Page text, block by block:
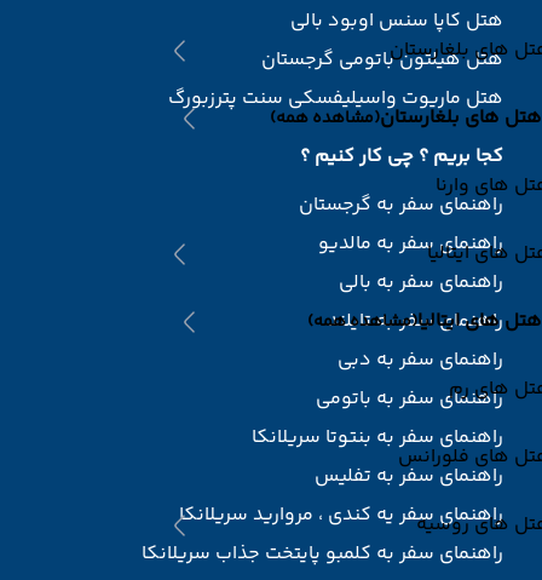
های بلغارستان
هتل های بلغارستان(مشاهده همه)
های وارنا
های ایتالیا
هتل های ایتالیا(مشاهده همه)
های رم
های فلورانس
های روسیه
هتل کاپا سنس اوبود بالی
هتل هیلتون باتومی گرجستان
هتل ماریوت واسیلیفسکی سنت پترزبورگ
کجا بریم ؟ چی کار کنیم ؟
راهنمای سفر به گرجستان
راهنمای سفر به مالدیو
راهنمای سفر به بالی
راهنمای سفر به تایلند
راهنمای سفر به دبی
راهنمای سفر به باتومی
راهنمای سفر به بنتوتا سریلانکا
راهنمای سفر به تفلیس
راهنمای سفر یه کندی ، مروارید سریلانکا
راهنمای سفر به کلمبو پایتخت جذاب سریلانکا